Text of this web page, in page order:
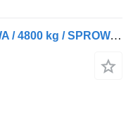
Benalu C34CMS01 / ALUMINIOWA / 4800 kg / SPROWADZONA